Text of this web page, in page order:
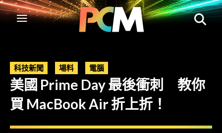
科技新聞 場料 電腦
美國 Prime Day 最後衝刺 教你
買 MacBook Air 折上折！